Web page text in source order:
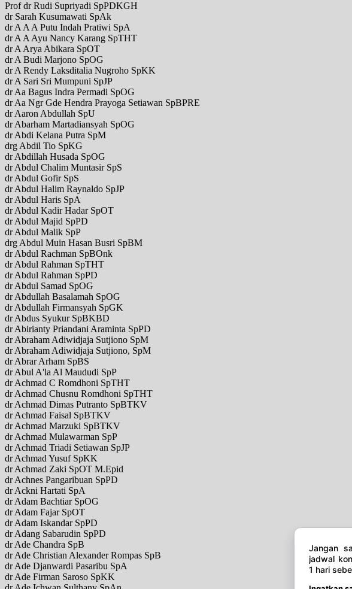
Prof dr Rudi Supriyadi SpPDKGH
dr Sarah Kusumawati SpAk
dr A A A Putu Indah Pratiwi SpA
dr A A Ayu Nancy Karang SpTHT
dr A Arya Abikara SpOT
dr A Budi Marjono SpOG
dr A Rendy Laksditalia Nugroho SpKK
dr A Sari Sri Mumpuni SpJP
dr Aa Bagus Indra Permadi SpOG
dr Aa Ngr Gde Hendra Prayoga Setiawan SpBPRE
dr Aaron Abdullah SpU
dr Abarham Martadiansyah SpOG
dr Abdi Kelana Putra SpM
drg Abdil Tio SpKG
dr Abdillah Husada SpOG
dr Abdul Chalim Muntasir SpS
dr Abdul Gofir SpS
dr Abdul Halim Raynaldo SpJP
dr Abdul Haris SpA
dr Abdul Kadir Hadar SpOT
dr Abdul Majid SpPD
dr Abdul Malik SpP
drg Abdul Muin Hasan Busri SpBM
dr Abdul Rachman SpBOnk
dr Abdul Rahman SpTHT
dr Abdul Rahman SpPD
dr Abdul Samad SpOG
dr Abdullah Basalamah SpOG
dr Abdullah Firmansyah SpGK
dr Abdus Syukur SpBKBD
dr Abirianty Priandani Araminta SpPD
dr Abraham Adiwidjaja Sutjiono SpM
dr Abraham Adiwidjaja Sutjiono, SpM
dr Abrar Arham SpBS
dr Abul A'la Al Maududi SpP
dr Achmad C Romdhoni SpTHT
dr Achmad Chusnu Romdhoni SpTHT
dr Achmad Dimas Putranto SpBTKV
dr Achmad Faisal SpBTKV
dr Achmad Marzuki SpBTKV
dr Achmad Mulawarman SpP
dr Achmad Triadi Setiawan SpJP
dr Achmad Yusuf SpKK
dr Achmad Zaki SpOT M.Epid
dr Achnes Pangaribuan SpPD
dr Ackni Hartati SpA
dr Adam Bachtiar SpOG
dr Adam Fajar SpOT
dr Adam Iskandar SpPD
dr Adang Sabarudin SpPD
dr Ade Chandra SpB
dr Ade Christian Alexander Rompas SpB
dr Ade Djanwardi Pasaribu SpA
dr Ade Firman Saroso SpKK